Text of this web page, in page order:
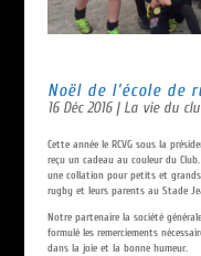
Noël de l’école de
16 Déc 2016| La vie du
Cette année le RCVG sous la
reçu un cadeau au couleur du
une collation pour petits et grands,
rugby et leurs parents au Stade
Notre partenaire la société
formulé les remerciements
dans la joie et la bonne humeur.